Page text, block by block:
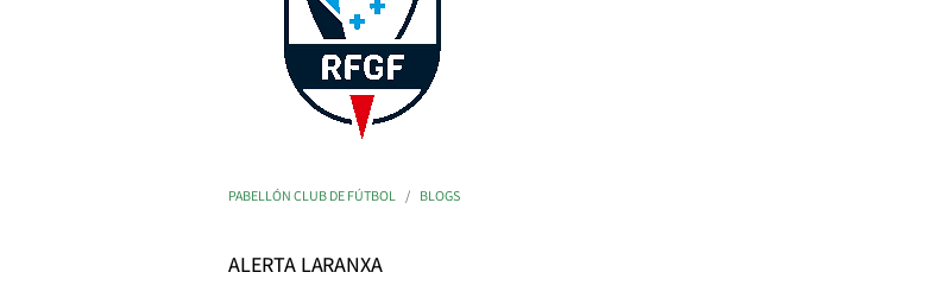
PABELLÓN CLUB DE FÚTBOL BLOGS
ALERTA LARANXA